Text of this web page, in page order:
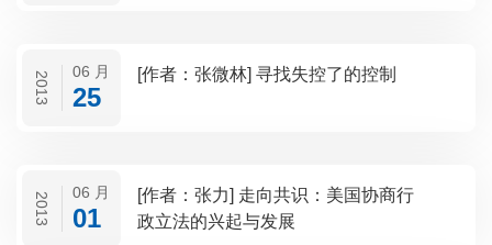
2013 06 月
25
[作者：张微林] 寻找失控了的控制
2013 06 月
01
[作者：张力] 走向共识：美国协商行
政立法的兴起与发展